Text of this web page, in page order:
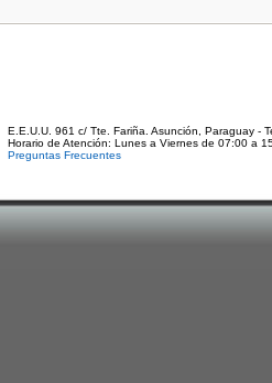
E.E.U.U. 961 c/ Tte. Fariña. Asunción, Paraguay -
Horario de Atención: Lunes a Viernes de 07:00 a
Preguntas Frecuentes